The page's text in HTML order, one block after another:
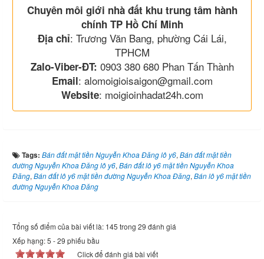
Chuyên môi giới nhà đất khu trung tâm hành
chính TP Hồ Chí Minh
Địa chỉ: Trương Văn Bang, phường Cái Lái,
TPHCM
Zalo-Viber-ĐT: 0903 380 680 Phan Tấn Thành
Email: alomoigioisaigon@gmail.com
Website: moigioinhadat24h.com
Tags: Bán đất mặt tiền Nguyễn Khoa Đăng lô y6, Bán đất mặt tiền
đường Nguyễn Khoa Đăng lô y6, Bán đất lô y6 mặt tiền Nguyễn Khoa
Đăng, Bán đất lô y6 mặt tiền đường Nguyễn Khoa Đăng, Bán lô y6 mặt tiền
đường Nguyễn Khoa Đăng
Tổng số điểm của bài viết là: 145 trong 29 đánh giá
Xếp hạng:5 -29 phiếu bầu
Click để đánh giá bài viết